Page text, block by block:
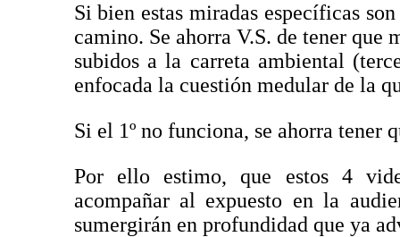
Si bien estas miradas específicas
camino. Se ahorra V.S. de tener que
subidos a la carreta ambiental
enfocada la cuestión medular de la
Si el 1º no funciona, se ahorra tener
Por ello estimo, que estos 4
acompañar al expuesto en la
sumergirán en profundidad que ya